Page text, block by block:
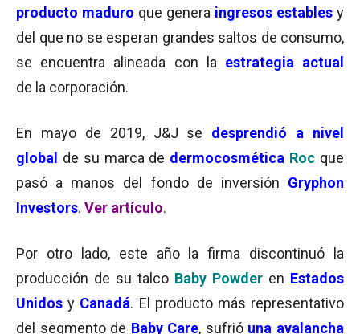
producto maduro que genera ingresos estables y
del que no se esperan grandes saltos de consumo,
se encuentra alineada con la estrategia actual
de la corporación.
En mayo de 2019, J&J se desprendió a nivel
global
de su marca de dermocosmética Roc que
pasó a manos del fondo de inversión Gryphon
Investors. Ver artículo.
Por otro lado, este año la firma discontinuó la
producción de su talco Baby Powder en Estados
Unidosy Canadá. El producto más representativo
del segmento de Baby Care, sufrió una avalancha